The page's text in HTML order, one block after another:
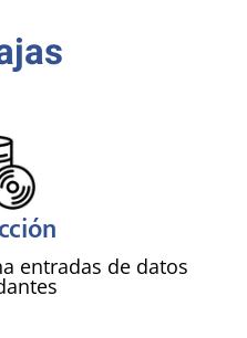
entradas de datos